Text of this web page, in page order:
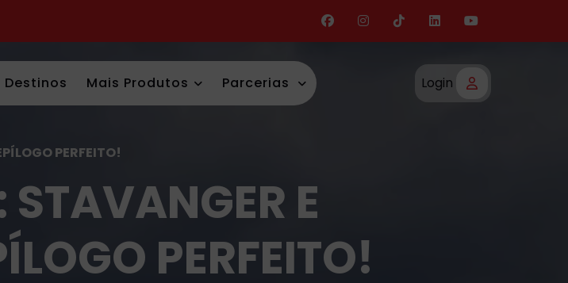
Destinos Mais Produtos Parcerias Login
PERFEITO!
E
PERFEITO!